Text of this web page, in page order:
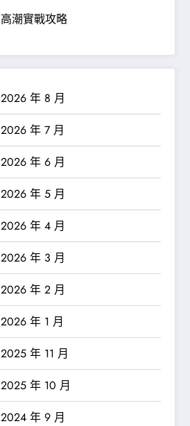
高潮實戰攻略
2026 年 8 月
2026 年 7 月
2026 年 6 月
2026 年 5 月
2026 年 4 月
2026 年 3 月
2026 年 2 月
2026 年 1 月
2025 年 11 月
2025 年 10 月
2024 年 9 月